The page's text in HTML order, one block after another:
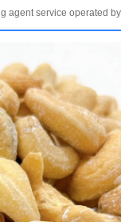
agent service operated